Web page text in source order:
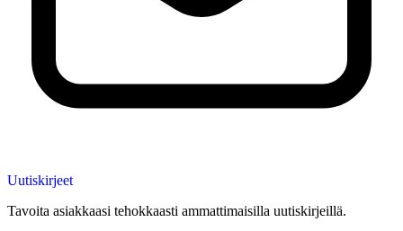
Uutiskirjeet
Tavoita asiakkaasi tehokkaasti ammattimaisilla uutiskirjeillä.